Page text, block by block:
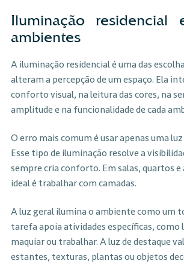
Iluminação
ambientes
A iluminação residencial é uma das
alteram a percepção de um espaço. Ela
conforto visual, na leitura das cores, na
amplitude e na funcionalidade de cada
O erro mais comum é usar apenas uma
Esse tipo de iluminação resolve a
sempre cria conforto. Em salas, quartos e
ideal é trabalhar com camadas.
A luz geral ilumina o ambiente como um
tarefa apoia atividades específicas, como
maquiar ou trabalhar. A luz de destaque
estantes, texturas, plantas ou objetos